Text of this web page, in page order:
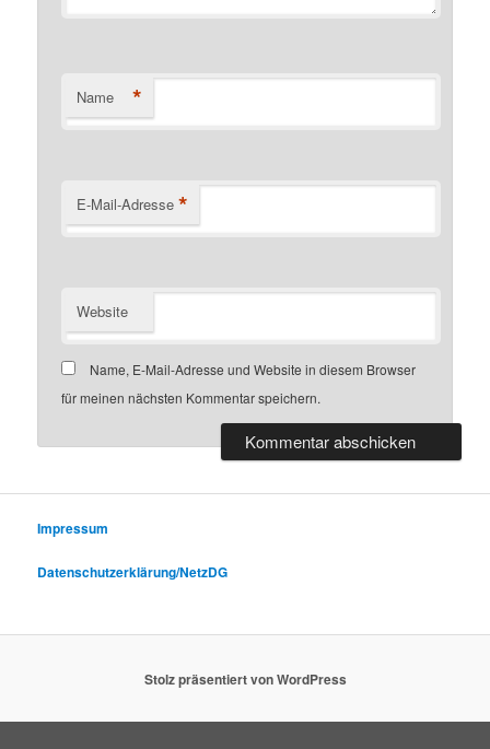
Name *
E-Mail-Adresse *
Website
Name, E-Mail-Adresse und Website in diesem Browser
für meinen nächsten Kommentar speichern.
Impressum
Datenschutzerklärung/NetzDG
Stolz präsentiert von WordPress